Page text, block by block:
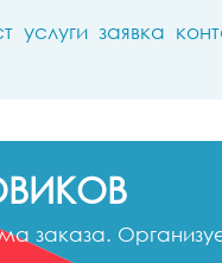
услуги заявка
заказа.